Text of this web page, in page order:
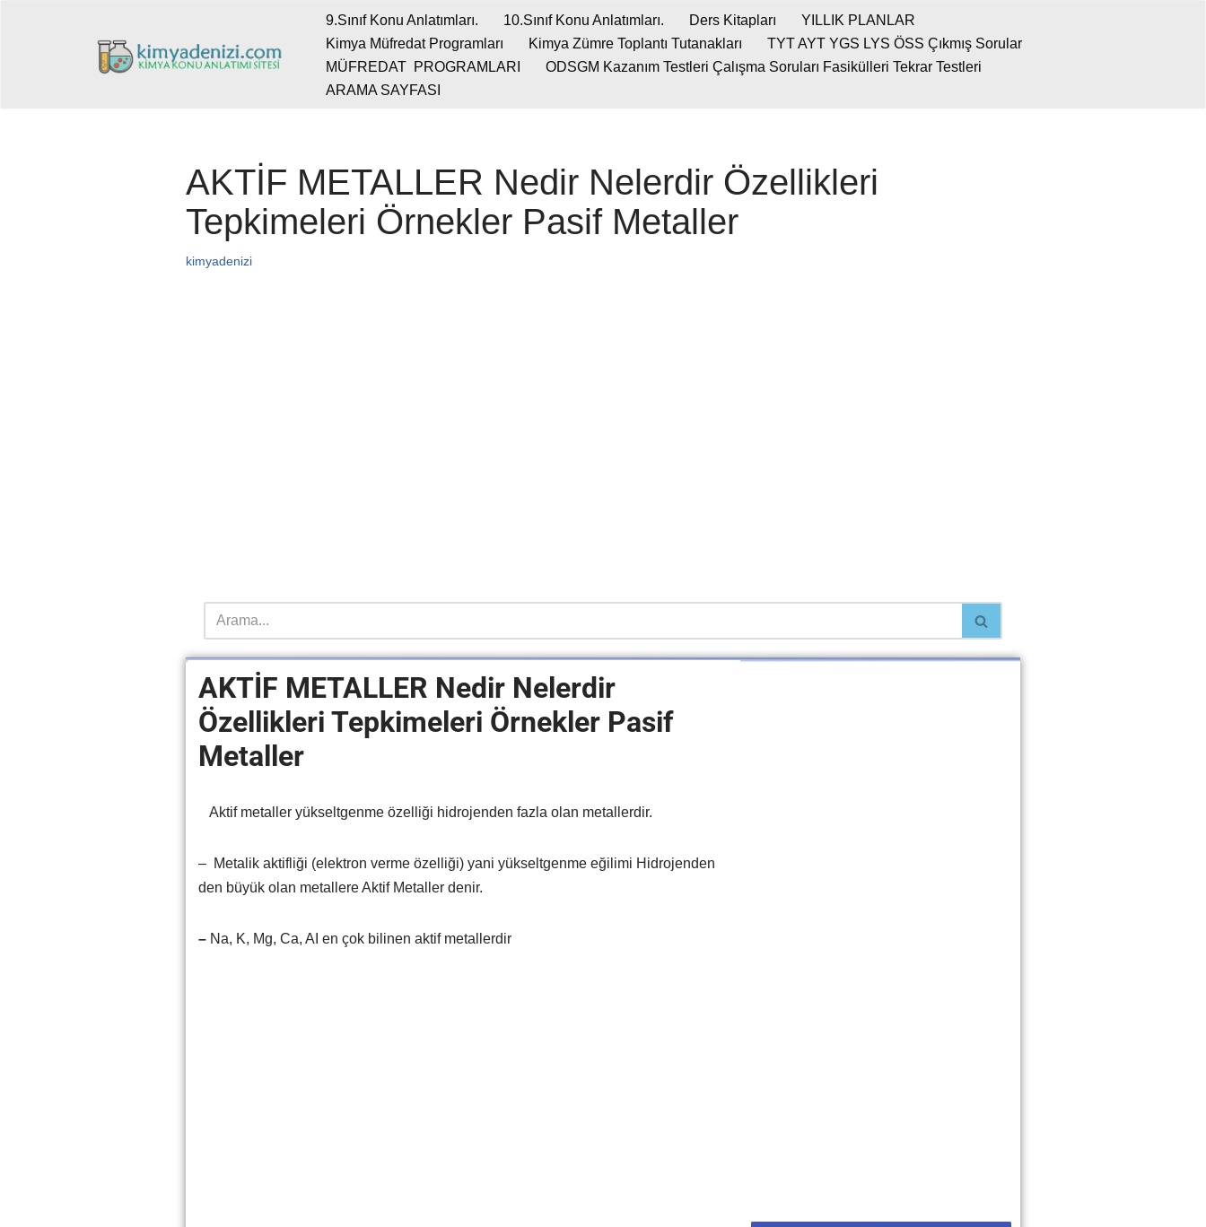
9.Sınıf Konu Anlatımları. 10.Sınıf Konu Anlatımları. Ders Kitapları
YILLIK PLANLAR
Kimya Müfredat Programları
Kimya Zümre Toplantı Tutanakları
TYT AYT YGS LYS ÖSS Çıkmış Sorular
MÜFREDAT PROGRAMLARI
ODSGM Kazanım Testleri Çalışma Soruları Fasikülleri Tekrar Testleri
ARAMA SAYFASI
AKTİF METALLER Nedir Nelerdir Özellikleri
Tepkimeleri Örnekler Pasif Metaller
kimyadenizi
AKTİF METALLER Nedir Nelerdir
Özellikleri Tepkimeleri Örnekler Pasif
Metaller
Aktif metaller yükseltgenme özelliği hidrojenden fazla olan metallerdir.
– Metalik aktifliği (elektron verme özelliği) yani yükseltgenme eğilimi Hidrojenden
den büyük olan metallere Aktif Metaller denir.
–Na, K, Mg, Ca, AI en çok bilinen aktif metallerdir